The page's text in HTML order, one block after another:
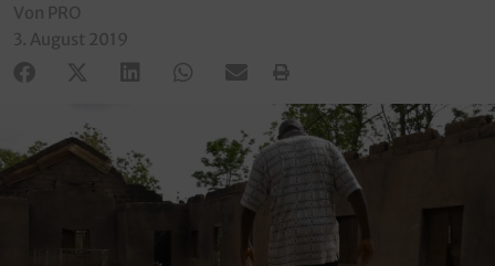
Von PRO
3. August 2019